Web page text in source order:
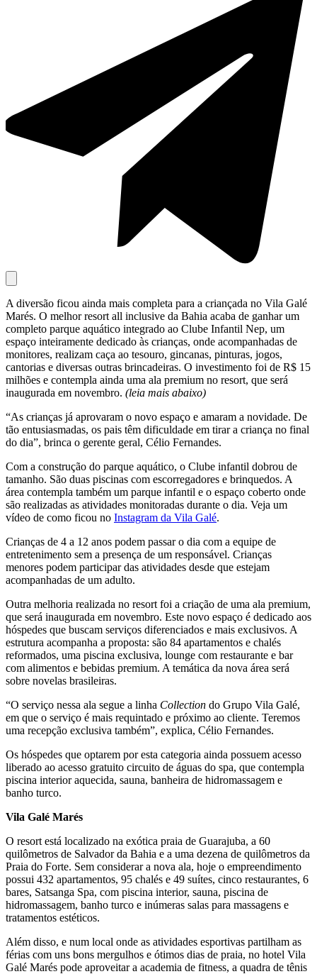
A diversão ficou ainda mais completa para a criançada no Vila Galé
Marés. O melhor resort all inclusive da Bahia acaba de ganhar um
completo parque aquático integrado ao Clube Infantil Nep, um
espaço inteiramente dedicado às crianças, onde acompanhadas de
monitores, realizam caça ao tesouro, gincanas, pinturas, jogos,
cantorias e diversas outras brincadeiras. O investimento foi de R$ 15
milhões e contempla ainda uma ala premium no resort, que será
inaugurada em novembro. (leia mais abaixo)
“As crianças já aprovaram o novo espaço e amaram a novidade. De
tão entusiasmadas, os pais têm dificuldade em tirar a criança no final
do dia”, brinca o gerente geral, Célio Fernandes.
Com a construção do parque aquático, o Clube infantil dobrou de
tamanho. São duas piscinas com escorregadores e brinquedos. A
área contempla também um parque infantil e o espaço coberto onde
são realizadas as atividades monitoradas durante o dia. Veja um
vídeo de como ficou no Instagram da Vila Galé.
Crianças de 4 a 12 anos podem passar o dia com a equipe de
entretenimento sem a presença de um responsável. Crianças
menores podem participar das atividades desde que estejam
acompanhadas de um adulto.
Outra melhoria realizada no resort foi a criação de uma ala premium,
que será inaugurada em novembro. Este novo espaço é dedicado aos
hóspedes que buscam serviços diferenciados e mais exclusivos. A
estrutura acompanha a proposta: são 84 apartamentos e chalés
reformados, uma piscina exclusiva, lounge com restaurante e bar
com alimentos e bebidas premium. A temática da nova área será
sobre novelas brasileiras.
“O serviço nessa ala segue a linha Collection do Grupo Vila Galé,
em que o serviço é mais requintado e próximo ao cliente. Teremos
uma recepção exclusiva também”, explica, Célio Fernandes.
Os hóspedes que optarem por esta categoria ainda possuem acesso
liberado ao acesso gratuito circuito de águas do spa, que contempla
piscina interior aquecida, sauna, banheira de hidromassagem e
banho turco.
Vila Galé Marés
O resort está localizado na exótica praia de Guarajuba, a 60
quilômetros de Salvador da Bahia e a uma dezena de quilômetros da
Praia do Forte. Sem considerar a nova ala, hoje o empreendimento
possui 432 apartamentos, 95 chalés e 49 suítes, cinco restaurantes, 6
bares, Satsanga Spa, com piscina interior, sauna, piscina de
hidromassagem, banho turco e inúmeras salas para massagens e
tratamentos estéticos.
Além disso, e num local onde as atividades esportivas partilham as
férias com uns bons mergulhos e ótimos dias de praia, no hotel Vila
Galé Marés pode aproveitar a academia de fitness, a quadra de tênis